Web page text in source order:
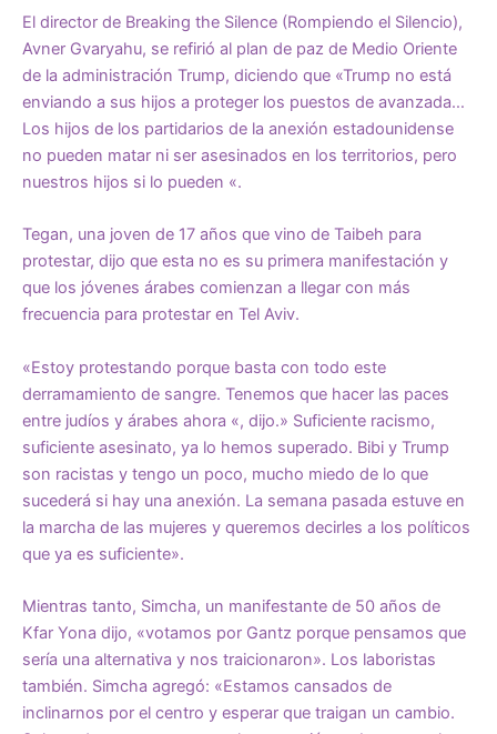
El director de Breaking the Silence (Rompiendo el Silencio),
Avner Gvaryahu, se refirió al plan de paz de Medio Oriente
de la administración Trump, diciendo que «Trump no está
enviando a sus hijos a proteger los puestos de avanzada…
Los hijos de los partidarios de la anexión estadounidense
no pueden matar ni ser asesinados en los territorios, pero
nuestros hijos si lo pueden «.
Tegan, una joven de 17 años que vino de Taibeh para
protestar, dijo que esta no es su primera manifestación y
que los jóvenes árabes comienzan a llegar con más
frecuencia para protestar en Tel Aviv.
«Estoy protestando porque basta con todo este
derramamiento de sangre. Tenemos que hacer las paces
entre judíos y árabes ahora «, dijo.» Suficiente racismo,
suficiente asesinato, ya lo hemos superado. Bibi y Trump
son racistas y tengo un poco, mucho miedo de lo que
sucederá si hay una anexión. La semana pasada estuve en
la marcha de las mujeres y queremos decirles a los políticos
que ya es suficiente».
Mientras tanto, Simcha, un manifestante de 50 años de
Kfar Yona dijo, «votamos por Gantz porque pensamos que
sería una alternativa y nos traicionaron». Los laboristas
también. Simcha agregó: «Estamos cansados de
inclinarnos por el centro y esperar que traigan un cambio.